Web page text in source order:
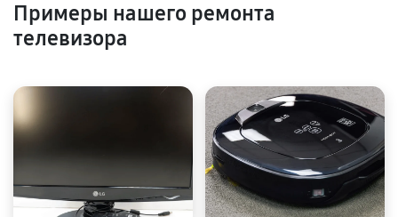
Примеры нашего ремонта
телевизора